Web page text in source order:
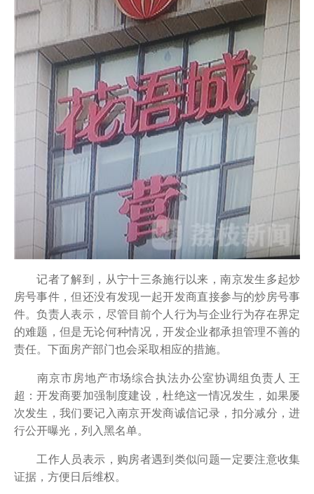
记者了解到，从宁十三条施行以来，南京发生多起炒
房号事件，但还没有发现一起开发商直接参与的炒房号事
件。负责人表示，尽管目前个人行为与企业行为存在界定
的难题，但是无论何种情况，开发企业都承担管理不善的
责任。下面房产部门也会采取相应的措施。
南京市房地产市场综合执法办公室协调组负责人 王
超：开发商要加强制度建设，杜绝这一情况发生，如果屡
次发生，我们要记入南京开发商诚信记录，扣分减分，进
行公开曝光，列入黑名单。
工作人员表示，购房者遇到类似问题一定要注意收集
证据，方便日后维权。